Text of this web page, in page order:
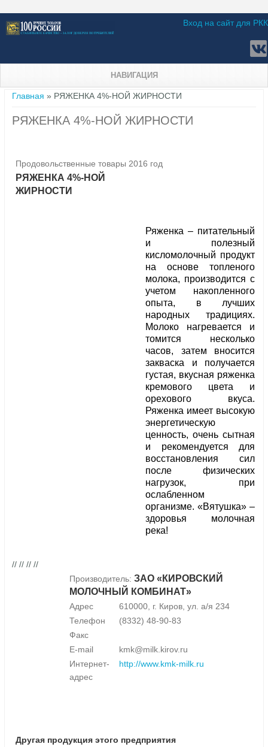
Вход на сайт для РКК
НАВИГАЦИЯ
Вы здесь
Главная » РЯЖЕНКА 4%-НОЙ ЖИРНОСТИ
РЯЖЕНКА 4%-НОЙ ЖИРНОСТИ
Продовольственные товары 2016 год
РЯЖЕНКА 4%-НОЙ
ЖИРНОСТИ
Ряженка – питательный
и полезный
кисломолочный продукт
на основе топленого
молока, производится с
учетом накопленного
опыта, в лучших
народных традициях.
Молоко нагревается и
томится несколько
часов, затем вносится
закваска и получается
густая, вкусная ряженка
кремового цвета и
орехового вкуса.
Ряженка имеет высокую
энергетическую
ценность, очень сытная
и рекомендуется для
восстановления сил
после физических
нагрузок, при
ослабленном
организме. «Вятушка» –
здоровья молочная
река!
// // // //
Производитель: ЗАО «КИРОВСКИЙ
МОЛОЧНЫЙ КОМБИНАТ»
Адрес
610000, г. Киров, ул. а/я 234
Телефон
(8332) 48-90-83
Факс
E-mail
kmk@milk.kirov.ru
Интернет-
адрес
http://www.kmk-milk.ru
Другая продукция этого предприятия